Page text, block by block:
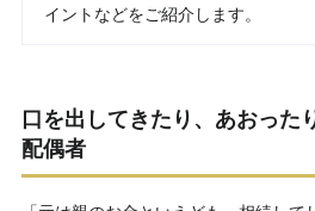
イントなどをご紹介します。
口を出してきたり、あおった
配偶者